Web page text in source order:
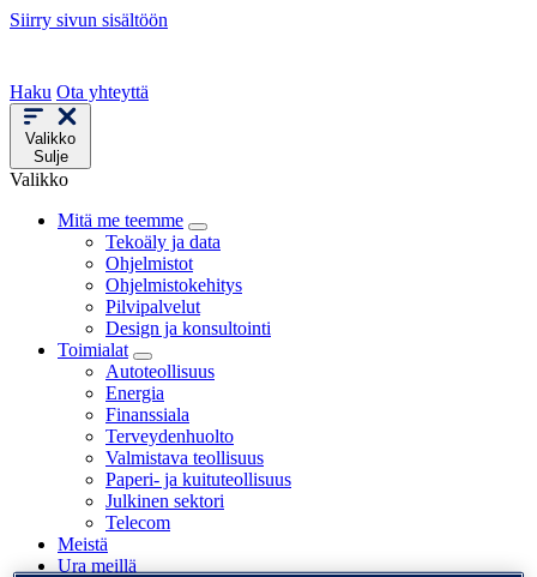
Siirry sivun sisältöön
Haku Ota yhteyttä
Valikko
Sulje
Valikko
Mitä me teemme
Tekoäly ja data
Ohjelmistot
Ohjelmistokehitys
Pilvipalvelut
Design ja konsultointi
Toimialat
Autoteollisuus
Energia
Finanssiala
Terveydenhuolto
Valmistava teollisuus
Paperi- ja kuituteollisuus
Julkinen sektori
Telecom
Meistä
Ura meillä